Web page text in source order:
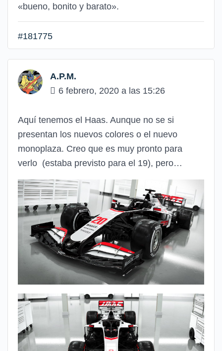
«bueno, bonito y barato».
#181775
A.P.M.
6 febrero, 2020 a las 15:26
Aquí tenemos el Haas. Aunque no se si
presentan los nuevos colores o el nuevo
monoplaza. Creo que es muy pronto para
verlo (estaba previsto para el 19), pero…